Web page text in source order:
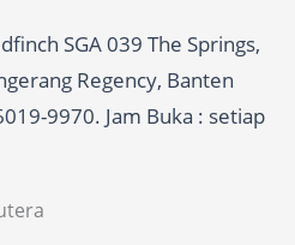
SGA 039 The Springs,
Regency, Banten
9970. Jam Buka : setiap